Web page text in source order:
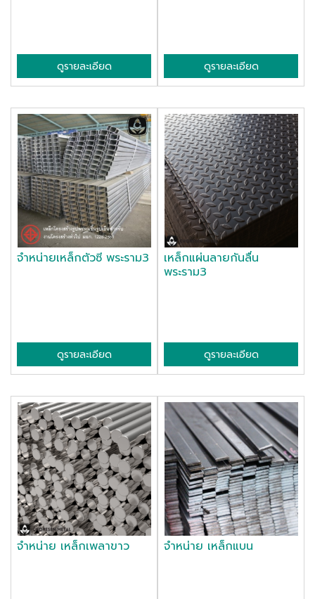
ดูรายละเอียด ดูรายละเอียด
จำหน่ายเหล็กตัวซี พระราม3
ดูรายละเอียด
เหล็กแผ่นลายกันลื่น
พระราม3
ดูรายละเอียด
จำหน่าย เหล็กเพลาขาว จำหน่าย เหล็กแบน